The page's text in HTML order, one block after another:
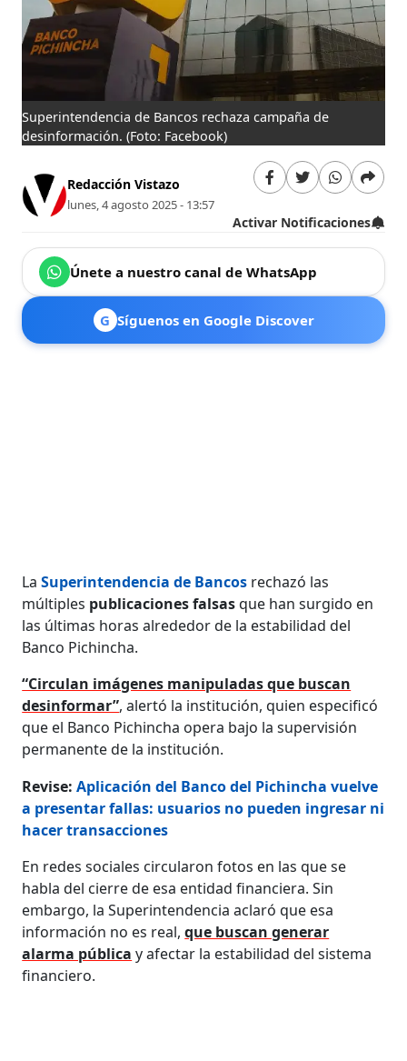
Superintendencia de Bancos rechaza campaña de
desinformación.(Foto: Facebook)
Redacción Vistazo
lunes, 4 agosto 2025 - 13:57
Activar Notificaciones
Únete a nuestro canal de WhatsApp
G Síguenos en Google Discover
LaSuperintendencia de Bancos rechazó las
múltiples publicaciones falsasque han surgido en
las últimas horas alrededor de la estabilidad del
Banco Pichincha.
“Circulan imágenes manipuladas que buscan
desinformar”, alertó la institución, quien especificó
que el Banco Pichincha opera bajo la supervisión
permanente de la institución.
Revise:Aplicación del Banco del Pichincha vuelve
a presentar fallas: usuarios no pueden ingresar ni
hacer transacciones
En redes sociales circularon fotos en las que se
habla del cierre de esa entidad financiera. Sin
embargo, la Superintendencia aclaró que esa
información no es real,que buscan generar
alarma pública y afectar la estabilidad del sistema
financiero.